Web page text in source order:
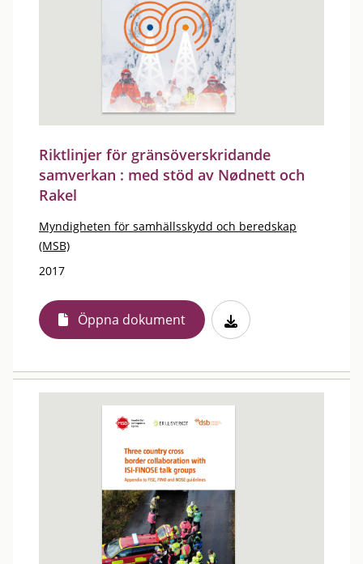
Riktlinjer för gränsöverskridande
samverkan : med stöd av Nødnett och
Rakel
Myndigheten för samhällsskydd och beredskap
(MSB)
2017
Öppna dokument